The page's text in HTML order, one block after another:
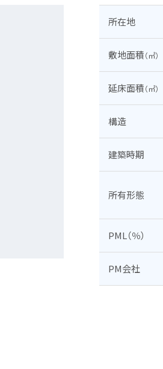
所在地
敷地面積（㎡）
延床面積（㎡）
構造
建築時期
所有形態
PML（％）
PM会社